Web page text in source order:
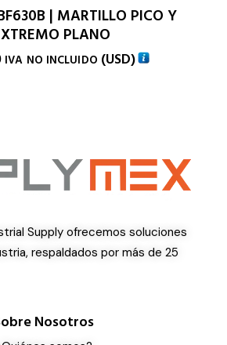
| MARTILLO PICO Y
PLANO
IVA NO INCLUIDO (USD)
Supply ofrecemos soluciones
respaldados por más de 25
Nosotros